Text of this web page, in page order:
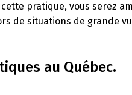
pratique, vous serez
de situations de grande
au Québec.